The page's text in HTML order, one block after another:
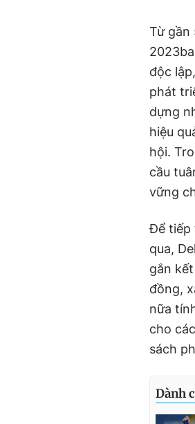
Từ gần
độc
phát
dựng
hiệu
hội.
cầu
vững
Để tiếp
qua,
gắn
đồng,
nữa
cho
sách